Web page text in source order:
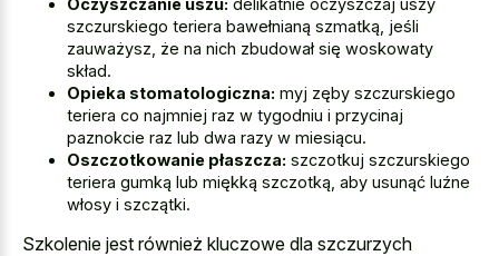
Oczyszczanie uszu: delikatnie oczyszczaj uszy
szczurskiego teriera bawełnianą szmatką, jeśli
zauważysz, że na nich zbudował się woskowaty
skład.
Opieka stomatologiczna: myj zęby szczurskiego
teriera co najmniej raz w tygodniu i przycinaj
paznokcie raz lub dwa razy w miesiącu.
Oszczotkowanie płaszcza: szczotkuj szczurskiego
teriera gumką lub miękką szczotką, aby usunąć luźne
włosy i szczątki.
Szkolenie jest również kluczowe dla szczurzych